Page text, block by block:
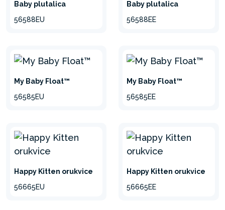
Baby plutalica
56588EU
Baby plutalica
56588EE
My Baby Float™
56585EU
My Baby Float™
56585EE
Happy Kitten orukvice
56665EU
Happy Kitten orukvice
56665EE